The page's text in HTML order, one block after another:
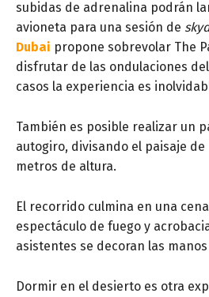
subidas de adrenalina podrán
avioneta para una sesión de
Dubai propone sobrevolar The
disfrutar de las ondulaciones
casos la experiencia es
También es posible realizar un
autogiro, divisando el paisaje de
metros de altura.
El recorrido culmina en una
espectáculo de fuego y
asistentes se decoran las
Dormir en el desierto es otra